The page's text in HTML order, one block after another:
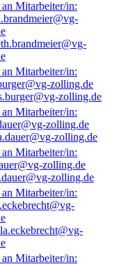
zolling.de
zolling.de
zolling.de